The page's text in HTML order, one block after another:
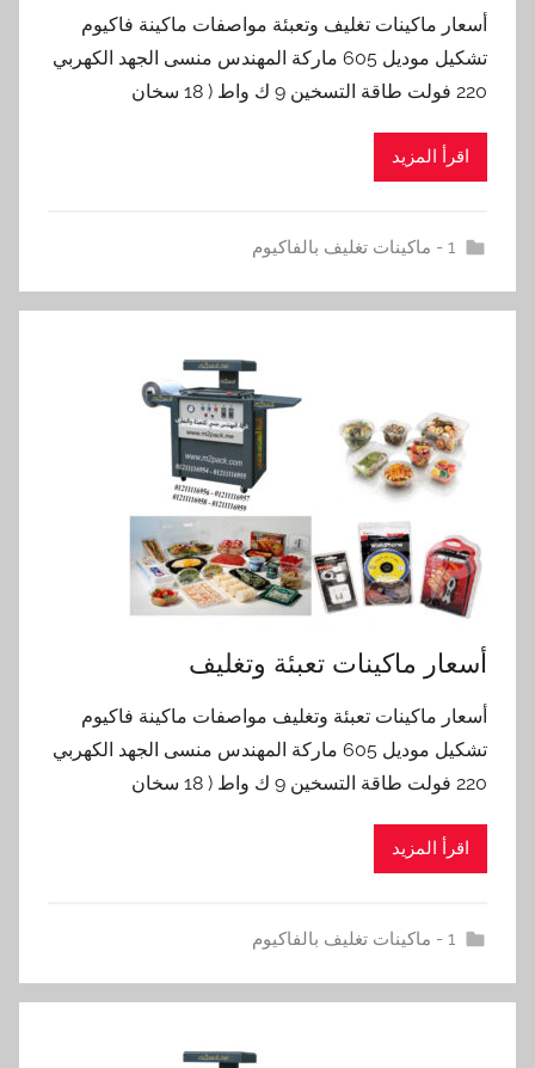
أسعار ماكينات تغليف وتعبئة مواصفات ماكينة فاكيوم
تشكيل موديل 605 ماركة المهندس منسى الجهد الكهربي
220 فولت طاقة التسخين 9 ك واط ( 18 سخان
اقرأ المزيد
1 - ماكينات تغليف بالفاكيوم
أسعار ماكينات تعبئة وتغليف
أسعار ماكينات تعبئة وتغليف مواصفات ماكينة فاكيوم
تشكيل موديل 605 ماركة المهندس منسى الجهد الكهربي
220 فولت طاقة التسخين 9 ك واط ( 18 سخان
اقرأ المزيد
1 - ماكينات تغليف بالفاكيوم